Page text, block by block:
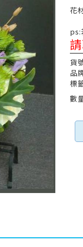
花
ps:
貨
品
標
數